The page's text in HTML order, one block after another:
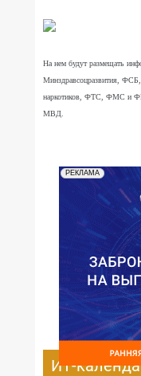
На нем будут размещать
Минздравсоцразвития,
наркотиков, ФТС, ФМС и
МВД.
РЕКЛАМА
ИТ-